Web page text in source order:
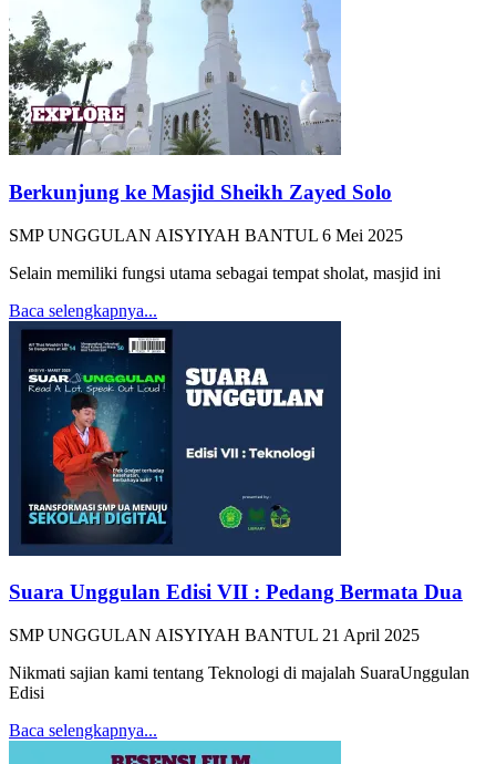
Berkunjung ke Masjid Sheikh Zayed Solo
SMP UNGGULAN AISYIYAH BANTUL 6 Mei 2025
Selain memiliki fungsi utama sebagai tempat sholat, masjid ini
Baca selengkapnya...
Suara Unggulan Edisi VII : Pedang Bermata Dua
SMP UNGGULAN AISYIYAH BANTUL 21 April 2025
Nikmati sajian kami tentang Teknologi di majalah SuaraUnggulan
Edisi
Baca selengkapnya...